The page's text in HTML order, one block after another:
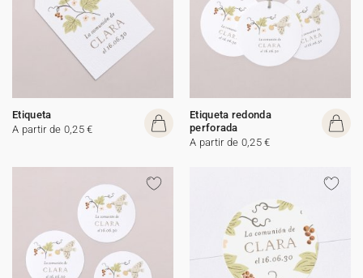
Etiqueta
A partir de 0,25 €
Etiqueta redonda
perforada
A partir de 0,25 €